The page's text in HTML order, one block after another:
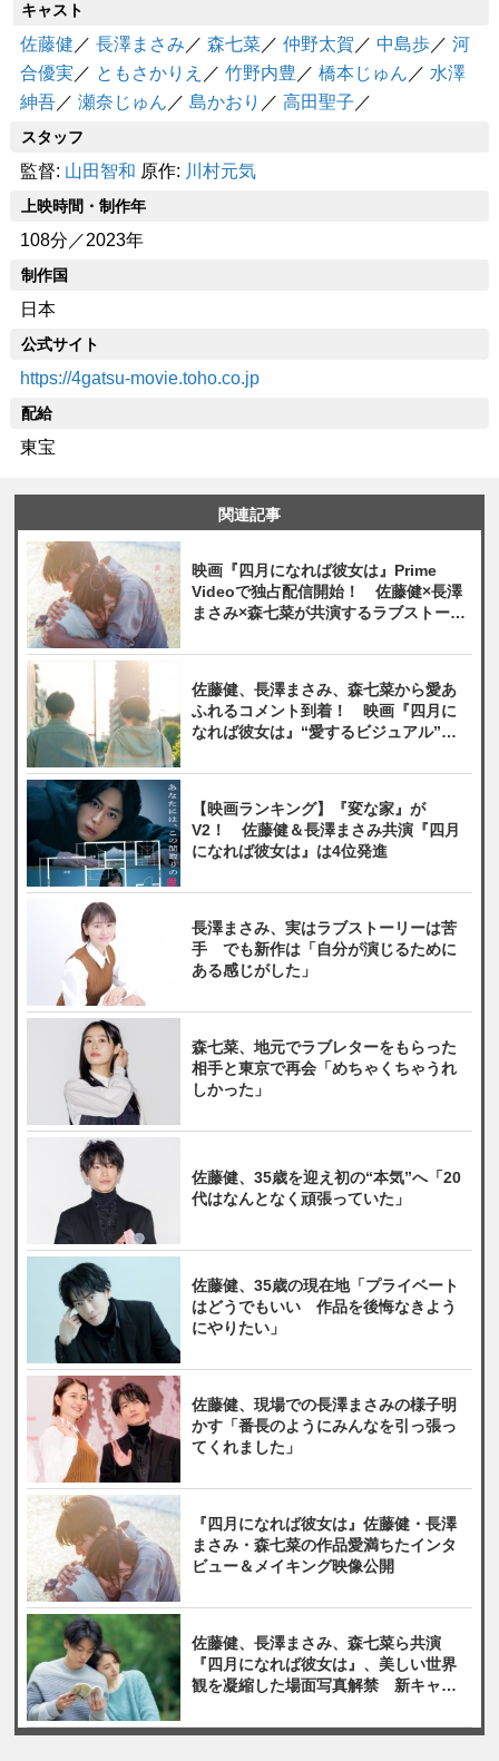
キャスト
佐藤健 ／長澤まさみ ／森七菜／仲野太賀 ／中島歩／河
合優実 ／ ともさかりえ ／竹野内豊 ／橋本じゅん ／ 水澤
紳吾／瀬奈じゅん ／島かおり ／高田聖子 ／
スタッフ
監督: 山田智和 原作: 川村元気
上映時間・制作年
108分／2023年
制作国
日本
公式サイト
https://4gatsu-movie.toho.co.jp
配給
東宝
関連記事
映画『四月になれば彼女は』Prime
Videoで独占配信開始！ 佐藤健×長澤
まさみ×森七菜が共演するラブストーリ
佐藤健、長澤まさみ、森七菜から愛あ
ふれるコメント到着！ 映画『四月に
なれば彼女は』“愛するビジュアル”解
【映画ランキング】『変な家』が
V2！ 佐藤健＆長澤まさみ共演『四月
になれば彼女は』は4位発進
長澤まさみ、実はラブストーリーは苦
手 でも新作は「自分が演じるために
ある感じがした」
森七菜、地元でラブレターをもらった
相手と東京で再会「めちゃくちゃうれ
しかった」
佐藤健、35歳を迎え初の“本気”へ「20
代はなんとなく頑張っていた」
佐藤健、35歳の現在地「プライベート
はどうでもいい 作品を後悔なきよう
にやりたい」
佐藤健、現場での長澤まさみの様子明
かす「番長のようにみんなを引っ張っ
てくれました」
『四月になれば彼女は』佐藤健・長澤
まさみ・森七菜の作品愛満ちたインタ
ビュー＆メイキング映像公開
佐藤健、長澤まさみ、森七菜ら共演
『四月になれば彼女は』、美しい世界
観を凝縮した場面写真解禁 新キャス